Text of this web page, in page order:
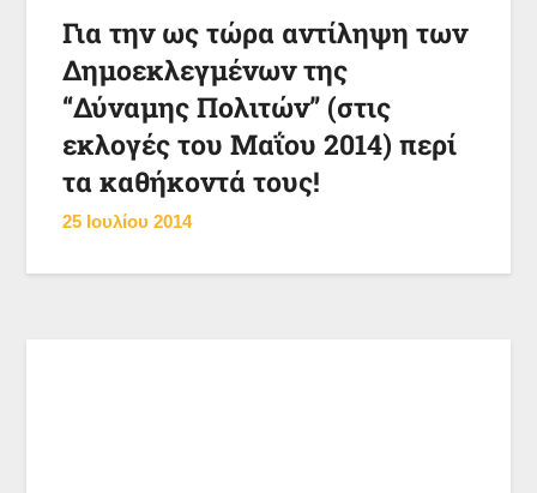
Για την ως τώρα αντίληψη των
Δημοεκλεγμένων της
“Δύναμης Πολιτών” (στις
εκλογές του Μαΐου 2014) περί
τα καθήκοντά τους!
25 Ιουλίου 2014